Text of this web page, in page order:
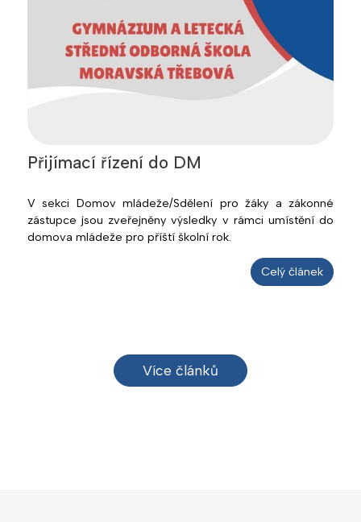
Přijímací řízení do DM
V sekci Domov mládeže/Sdělení pro žáky a zákonné
zástupce jsou zveřejněny výsledky v rámci umístění do
domova mládeže pro příští školní rok.
Celý článek
Více článků